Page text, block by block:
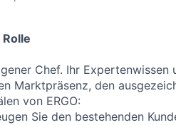
Chef. Ihr
Marktpräsenz, den
von ERGO:
Sie den bestehenden